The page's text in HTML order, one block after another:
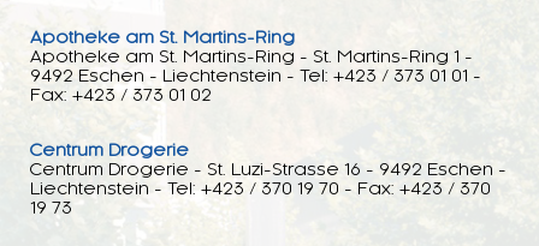
Apotheke am St. Martins-Ring
Apotheke am St. Martins-Ring - St. Martins-Ring 1 -
9492 Eschen - Liechtenstein - Tel: +423 / 373 01 01 -
Fax: +423 / 373 01 02
Centrum Drogerie
Centrum Drogerie - St. Luzi-Strasse 16 - 9492 Eschen -
Liechtenstein - Tel: +423 / 370 19 70 - Fax: +423 / 370
19 73